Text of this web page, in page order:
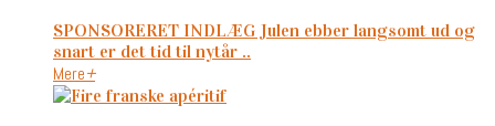
SPONSORERET INDLÆG Julen ebber langsomt ud og
snart er det tid til nytår ..
Mere+